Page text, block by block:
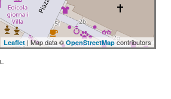
Leaflet | Map data ©OpenStreetMap contributors